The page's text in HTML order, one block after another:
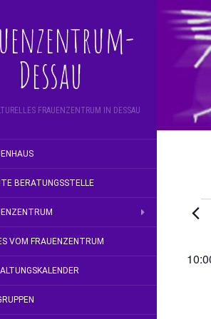
Dessau
FRAUENZENTRUM IN DESSAU
BERATUNGSSTELLE
VOM FRAUENZENTRUM